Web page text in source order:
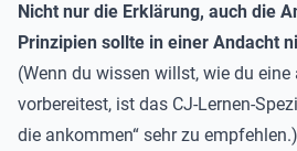
Nicht nur die Erklärung, auch die
Prinzipien sollte in einer Andacht
(Wenn du wissen willst, wie du
vorbereitest, ist das CJ-Lernen-
die ankommen“ sehr zu